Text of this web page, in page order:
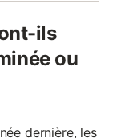
ils
ou
dernière, les